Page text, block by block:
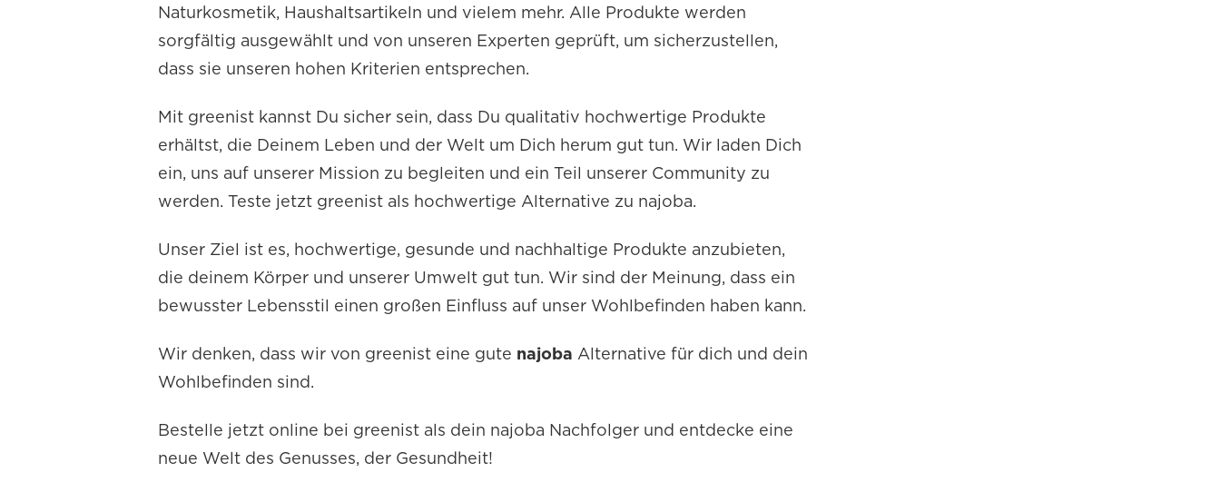
Naturkosmetik, Haushaltsartikeln und vielem mehr. Alle Produkte werden
sorgfältig ausgewählt und von unseren Experten geprüft, um sicherzustellen,
dass sie unseren hohen Kriterien entsprechen.
Mit greenist kannst Du sicher sein, dass Du qualitativ hochwertige Produkte
erhältst, die Deinem Leben und der Welt um Dich herum gut tun. Wir laden Dich
ein, uns auf unserer Mission zu begleiten und ein Teil unserer Community zu
werden. Teste jetzt greenist als hochwertige Alternative zu najoba.
Unser Ziel ist es, hochwertige, gesunde und nachhaltige Produkte anzubieten,
die deinem Körper und unserer Umwelt gut tun. Wir sind der Meinung, dass ein
bewusster Lebensstil einen großen Einfluss auf unser Wohlbefinden haben kann.
Wir denken, dass wir von greenist eine gute najoba Alternative für dich und dein
Wohlbefinden sind.
Bestelle jetzt online bei greenist als dein najoba Nachfolger und entdecke eine
neue Welt des Genusses, der Gesundheit!